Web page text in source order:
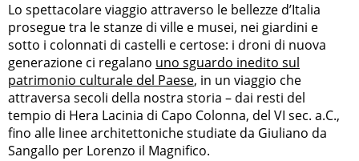
Lo spettacolare viaggio attraverso le bellezze d’Italia
prosegue tra le stanze di ville e musei, nei giardini e
sotto i colonnati di castelli e certose: i droni di nuova
generazione ci regalano uno sguardo inedito sul
patrimonio culturale del Paese, in un viaggio che
attraversa secoli della nostra storia – dai resti del
tempio di Hera Lacinia di Capo Colonna, del VI sec. a.C.,
fino alle linee architettoniche studiate da Giuliano da
Sangallo per Lorenzo il Magnifico.